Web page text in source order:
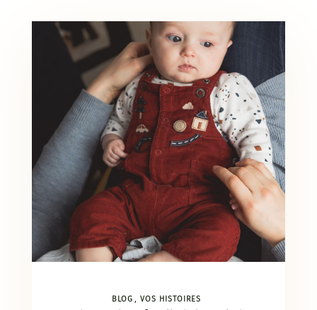
BLOG VOS HISTOIRES